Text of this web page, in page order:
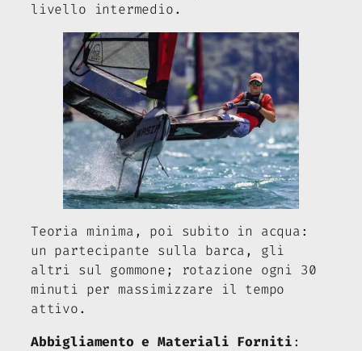
livello intermedio.
Teoria minima, poi subito in acqua:
un partecipante sulla barca, gli
altri sul gommone; rotazione ogni 30
minuti per massimizzare il tempo
attivo.
Abbigliamento e Materiali Forniti: